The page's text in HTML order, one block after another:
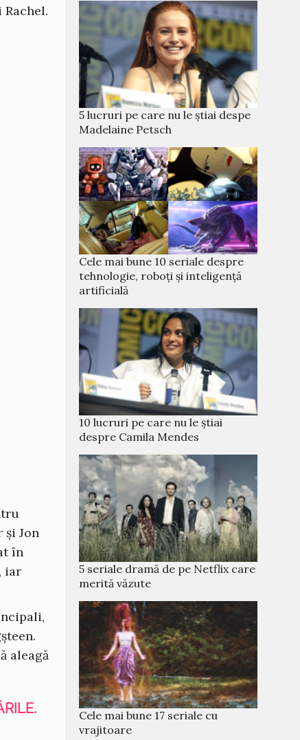
Jon
în
iar
aleagă
5 lucruri pe care nu le știai despe
Madelaine Petsch
Cele mai bune 10 seriale despre
tehnologie, roboți și inteligență
artificială
10 lucruri pe care nu le știai
despre Camila Mendes
5 seriale dramă de pe Netflix care
merită văzute
Cele mai bune 17 seriale cu
vrajitoare